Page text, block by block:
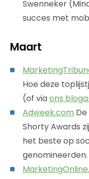
Swenneker
succes met
Maart
Hoe deze
(of viaons
Adweek.com
Shorty Awards
het beste op
genomineerden.